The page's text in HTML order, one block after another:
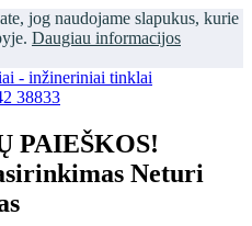
jog naudojame slapukus, kurie
Daugiau informacijos
38833
PAIEŠKOS!
Neturi